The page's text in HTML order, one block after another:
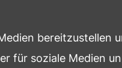
bereitzustellen
für soziale Medien